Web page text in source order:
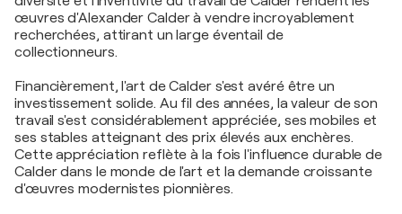
œuvres d'Alexander Calder à vendre incroyablement
recherchées, attirant un large éventail de
collectionneurs.
Financièrement, l'art de Calder s'est avéré être un
investissement solide. Au fil des années, la valeur de son
travail s'est considérablement appréciée, ses mobiles et
ses stables atteignant des prix élevés aux enchères.
Cette appréciation reflète à la fois l'influence durable de
Calder dans le monde de l'art et la demande croissante
d'œuvres modernistes pionnières.